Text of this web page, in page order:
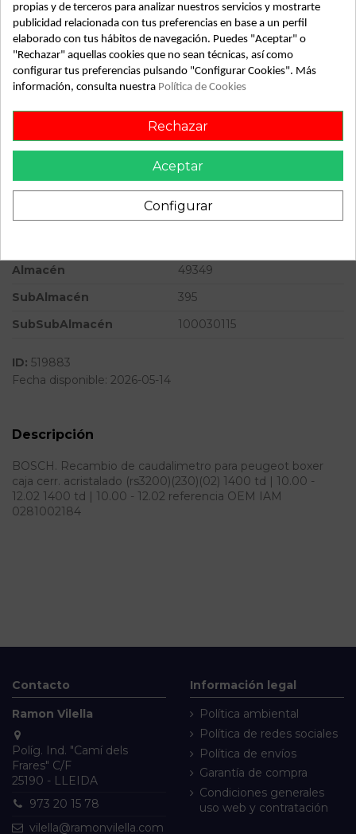
Código motor
8140.43S
Kilometraje
167.000
Bastidor
VF3232VH216132052
Color
Blanco
Combustible
Diesel
Versión
1400 TD | 10.00 - 12.02
128CV 95KW
ACRISTALADO (RS3200)
Almacén
49349
SubAlmacén
395
SubSubAlmacén
100030115
ID: 519883
Fecha disponible: 2026-05-14
Descripción
BOSCH. Recambio de caudalimetro para peugeot boxer
caja cerr. acristalado (rs3200)(230)(02) 1400 td | 10.00 -
12.02 1400 td | 10.00 - 12.02 referencia OEM IAM
0281002184
Contacto
Ramon Vilella
Políg. Ind. "Camí dels
Frares" C/F
25190 - LLEIDA
973 20 15 78
vilella@ramonvilella.com
Información legal
Política ambiental
Política de redes sociales
Política de envíos
Garantía de compra
Condiciones generales
uso web y contratación
propias y de terceros para analizar nuestros servicios y mostrarte
publicidad relacionada con tus preferencias en base a un perfil
elaborado con tus hábitos de navegación. Puedes "Aceptar" o
"Rechazar" aquellas cookies que no sean técnicas, así como
configurar tus preferencias pulsando "Configurar Cookies". Más
información, consulta nuestra Política de Cookies
Rechazar
Aceptar
Configurar